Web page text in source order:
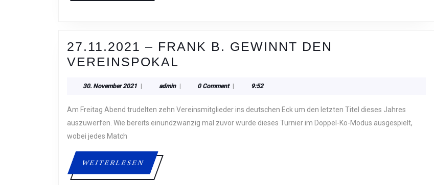
27.11.2021 – FRANK B. GEWINNT DEN
VEREINSPOKAL
FRANK
B.
GEWINNT
30. November 202130.
adminadmin 0 Comment 9:52
Am Freitag Abend trudelten zehn Vereinsmitglieder ins deutschen Eck um den letzten Titel dieses Jahres
auszuwerfen. Wie bereits einundzwanzig mal zuvor wurde dieses Turnier im Doppel-Ko-Modus ausgespielt,
wobei jedes Match
WEITERLESENWEITERLESEN